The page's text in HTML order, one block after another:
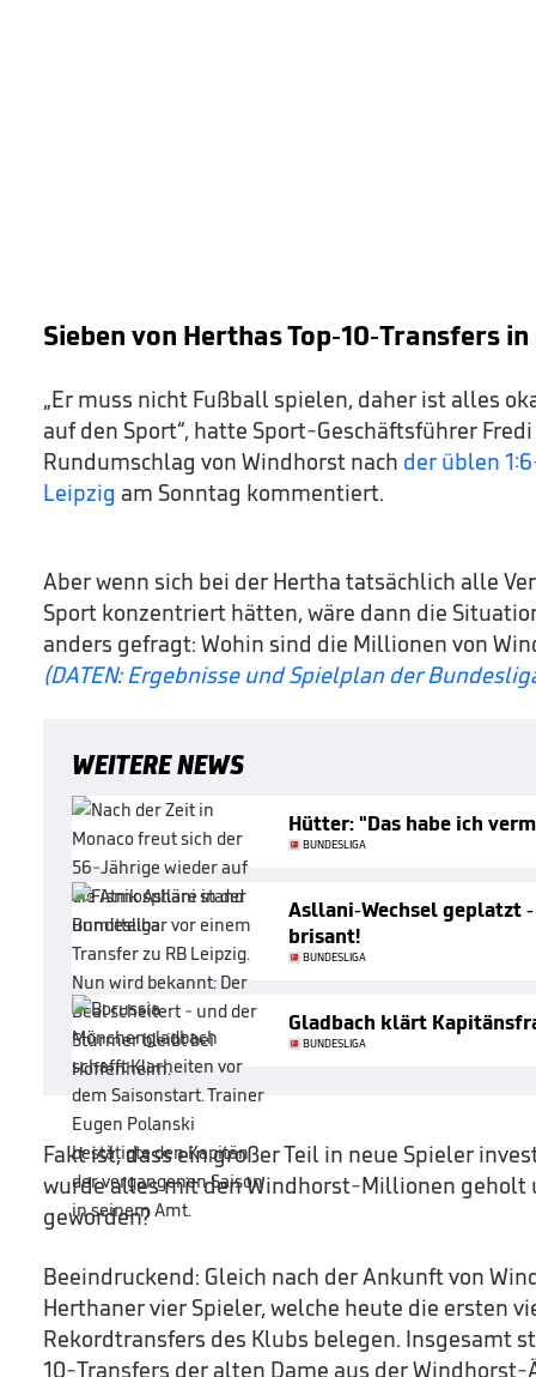
Sieben von Herthas Top-10-Transfers
„Er muss nicht Fußball spielen, daher ist alles
auf den Sport“, hatte Sport-Geschäftsführer
Rundumschlag von Windhorst nach der üblen
Leipzig am Sonntag kommentiert.
Aber wenn sich bei der Hertha tatsächlich alle
Sport konzentriert hätten, wäre dann die
anders gefragt: Wohin sind die Millionen von
(DATEN: Ergebnisse und Spielplan der
WEITERE NEWS
Hütter: "Das habe ich
BUNDESLIGA
Asllani-Wechsel geplatzt
brisant!
BUNDESLIGA
Gladbach klärt
BUNDESLIGA
Fakt ist, dass ein großer Teil in neue Spieler
wurde alles mit den Windhorst-Millionen geholt
geworden?
Beeindruckend: Gleich nach der Ankunft von
Herthaner vier Spieler, welche heute die ersten
Rekordtransfers des Klubs belegen. Insgesamt
10-Transfers der alten Dame aus der Windhorst-